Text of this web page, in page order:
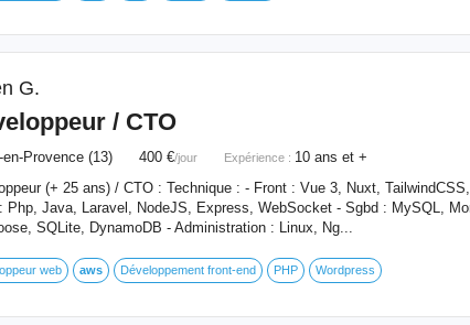
G.
/ CTO
Provence (13) 400 €/jour Expérience : 10 ans et +
(+ 25 ans) / CTO : Technique : - Front : Vue 3, Nuxt,
Php, Java, Laravel, NodeJS, Express, WebSocket - Sgbd : MySQL,
SQLite, DynamoDB - Administration : Linux, Ng...
web aws Développement front-end PHP Wordpress